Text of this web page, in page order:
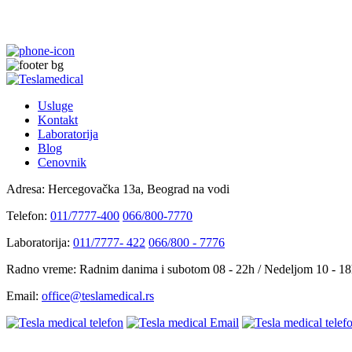
Usluge
Kontakt
Laboratorija
Blog
Cenovnik
Adresa: Hercegovačka 13a, Beograd na vodi
Telefon: 011/7777-400 066/800-7770
Laboratorija: 011/7777- 422 066/800 - 7776
Radno vreme: Radnim danima i subotom 08 - 22h / Nedeljom 10 -
Email: office@teslamedical.rs